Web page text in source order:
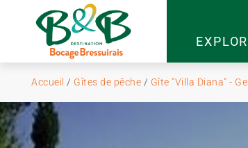
Accueil / Gîtes de pêche / Gîte "Villa Diana" -